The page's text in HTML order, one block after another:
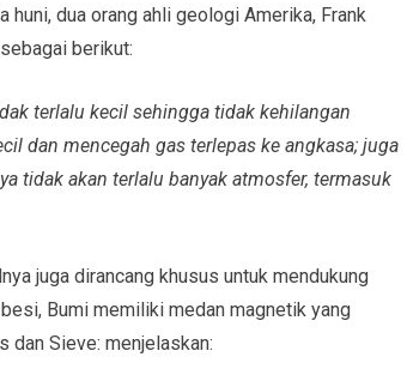
dua orang ahli geologi Amerika, Frank
berikut:
terlalu kecil sehingga tidak kehilangan
dan mencegah gas terlepas ke angkasa; juga
tidak akan terlalu banyak atmosfer, termasuk
juga dirancang khusus untuk mendukung
Bumi memiliki medan magnetik yang
dan Sieve: menjelaskan: